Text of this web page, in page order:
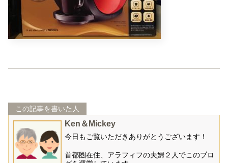
この記事を書いた人
Ken＆Mickey
今日もご覧いただきありがとうございます！
首都圏在住、アラフィフの夫婦２人でこのブロ